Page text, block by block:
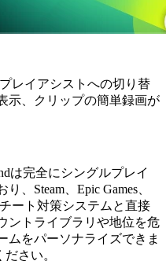
レイアシストへの切り替
示、クリップの簡単録画が
は完全にシングルプレイ
、Steam、Epic Games、
ート対策システムと直接
ントライブラリや地位を危
ムをパーソナライズできま
さい。